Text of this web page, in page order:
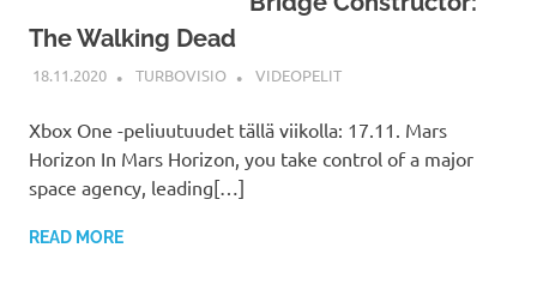
The Walking Dead
18.11.2020 TURBOVISIO VIDEOPELIT
Xbox One -peliuutuudet tällä viikolla: 17.11. Mars
Horizon In Mars Horizon, you take control of a major
space agency, leading[…]
READ MORE